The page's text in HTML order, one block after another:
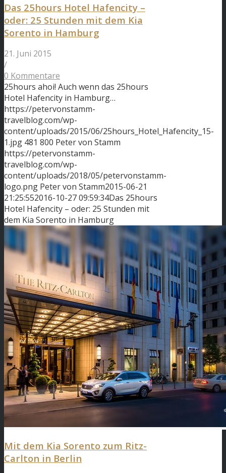
Das 25hours Hotel Hafencity –
oder: 25 Stunden mit dem Kia
Sorento in Hamburg
21. Juni 2015
/
0 Kommentare
25hours ahoi! Auch wenn das 25hours
Hotel Hafencity in Hamburg…
https://petervonstamm-
travelblog.com/wp-
content/uploads/2015/06/25hours_Hotel_Hafencity_15-
1.jpg 481 800 Peter von Stamm
https://petervonstamm-
travelblog.com/wp-
content/uploads/2018/05/petervonstamm-
logo.png Peter von Stamm2015-06-21
21:25:552016-10-27 09:59:34Das 25hours
Hotel Hafencity – oder: 25 Stunden mit
dem Kia Sorento in Hamburg
Mit dem Kia Sorento zum Ritz-
Carlton in Berlin